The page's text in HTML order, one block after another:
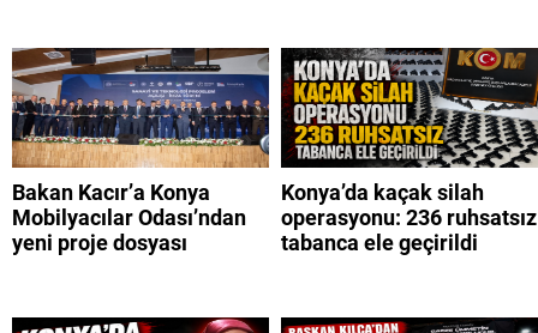
Bakan Kacır’a Konya
Mobilyacılar Odası’ndan
yeni proje dosyası
Konya’da kaçak silah
operasyonu: 236 ruhsatsız
tabanca ele geçirildi